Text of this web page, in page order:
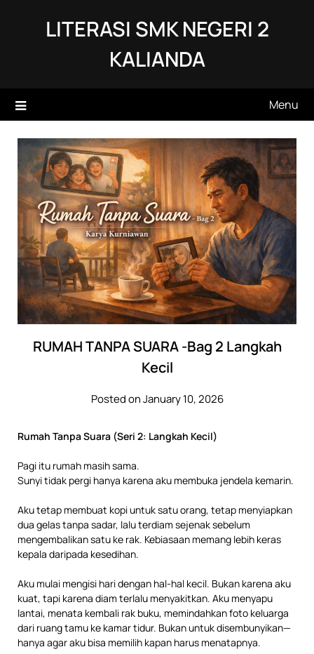
LITERASI SMK NEGERI 2
KALIANDA
Menu
RUMAH TANPA SUARA -Bag 2 Langkah
Kecil
Posted on January 10, 2026
Rumah Tanpa Suara (Seri 2: Langkah Kecil)
Pagi itu rumah masih sama.
Sunyi tidak pergi hanya karena aku membuka jendela kemarin.
Aku tetap membuat kopi untuk satu orang, tetap menyiapkan
dua gelas tanpa sadar, lalu terdiam sejenak sebelum
mengembalikan satu ke rak. Kebiasaan memang lebih keras
kepala daripada kesedihan.
Aku mulai mengisi hari dengan hal-hal kecil. Bukan karena aku
kuat, tapi karena diam terlalu menyakitkan. Aku menyapu
lantai, menata kembali rak buku, memindahkan foto keluarga
dari ruang tamu ke kamar tidur. Bukan untuk disembunyikan—
hanya agar aku bisa memilih kapan harus menatapnya.